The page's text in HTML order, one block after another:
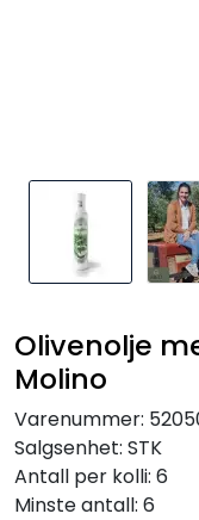
Olivenolje
Molino
Varenummer:
Salgsenhet: STK
Antall per kolli: 6
Minste antall: 6